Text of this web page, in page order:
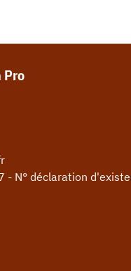
Pro
- N° déclaration